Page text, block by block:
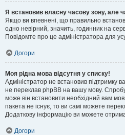
Я встановив власну часову зону, але
Якщо ви впевнені, що правильно
одно невірний, значить, годинник на
Повідомте про це адміністратора для
Догори
Моя рідна мова відсутня у списку!
Адміністратор не встановив підтримку
не переклав phpBB на вашу мову.
може він встановити необхідний вам
пакета не існує, то ви самі можете
Додаткову інформацію ви можете
Догори